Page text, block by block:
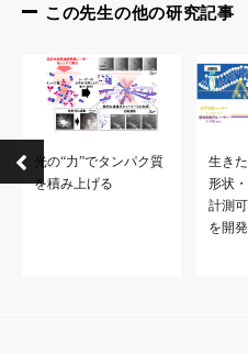
この先生の他の研究記事
光の“力”でタンパク質
を積み上げる
生き
形状
計測
を開発